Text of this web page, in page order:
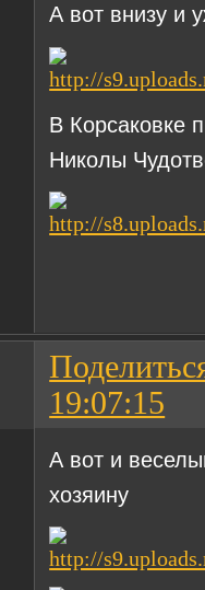
А вот внизу и
В Корсаковке
Николы
19:07:15
А вот и
хозяину